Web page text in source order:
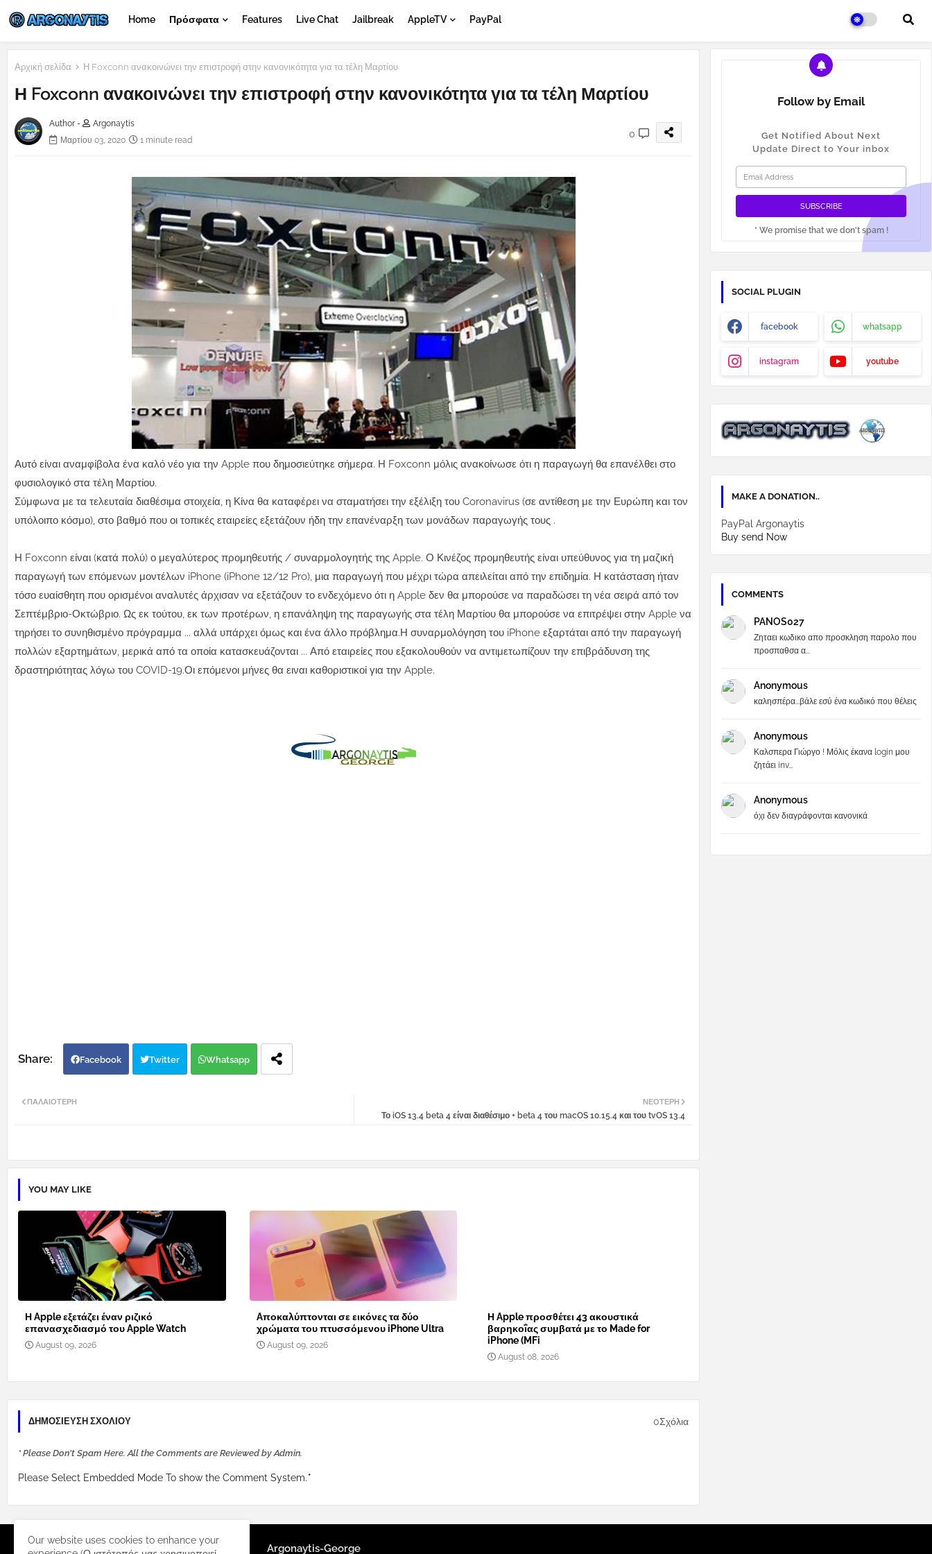
Home Πρόσφατα Features Live Chat Jailbreak AppleTV PayPal
Αρχική σελίδα Η Foxconn ανακοινώνει την επιστροφή στην κανονικότητα για τα τέλη Μαρτίου
Η Foxconn ανακοινώνει την επιστροφή στην κανονικότητα για τα τέλη Μαρτίου
Author -
Argonaytis
Μαρτίου 03, 2020
1 minute read
0
Αυτό είναι αναμφίβολα ένα καλό νέο για την Apple που δημοσιεύτηκε σήμερα. Η Foxconn μόλις ανακοίνωσε ότι η παραγωγή θα επανέλθει στο
φυσιολογικό στα τέλη Μαρτίου.
Σύμφωνα με τα τελευταία διαθέσιμα στοιχεία, η Κίνα θα καταφέρει να σταματήσει την εξέλιξη του Coronavirus (σε αντίθεση με την Ευρώπη και τον
υπόλοιπο κόσμο), στο βαθμό που οι τοπικές εταιρείες εξετάζουν ήδη την επανέναρξη των μονάδων παραγωγής τους .
Η Foxconn είναι (κατά πολύ) ο μεγαλύτερος προμηθευτής / συναρμολογητής της Apple. Ο Κινέζος προμηθευτής είναι υπεύθυνος για τη μαζική
παραγωγή των επόμενων μοντέλων iPhone (iPhone 12/12 Pro), μια παραγωγή που μέχρι τώρα απειλείται από την επιδημία. Η κατάσταση ήταν
τόσο ευαίσθητη που ορισμένοι αναλυτές άρχισαν να εξετάζουν το ενδεχόμενο ότι η Apple δεν θα μπορούσε να παραδώσει τη νέα σειρά από τον
Σεπτέμβριο-Οκτώβριο. Ως εκ τούτου, εκ των προτέρων, η επανάληψη της παραγωγής στα τέλη Μαρτίου θα μπορούσε να επιτρέψει στην Apple να
τηρήσει το συνηθισμένο πρόγραμμα ... αλλά υπάρχει όμως και ένα άλλο πρόβλημα.Η συναρμολόγηση του iPhone εξαρτάται από την παραγωγή
πολλών εξαρτημάτων, μερικά από τα οποία κατασκευάζονται ... Από εταιρείες που εξακολουθούν να αντιμετωπίζουν την επιβράδυνση της
δραστηριότητας λόγω του COVID-19.Οι επόμενοι μήνες θα ειναι καθοριστικοί για την Apple.
Facebook Twitter Whatsapp
ΝΕΌΤΕΡΗ
Το iOS 13.4 beta 4 είναι διαθέσιμο + beta 4 του macOS 10.15.4 και του tvOS 13.4
ΠΑΛΑΙΌΤΕΡΗ
YOU MAY LIKE
Η Apple εξετάζει έναν ριζικό
επανασχεδιασμό του Apple Watch
August 09, 2026
Aποκαλύπτονται σε εικόνες τα δύο
χρώματα του πτυσσόμενου iPhone Ultra
August 09, 2026
Η Apple προσθέτει 43 ακουστικά
βαρηκοΐας συμβατά με το Made for
iPhone (MFi
August 08, 2026
ΔΗΜΟΣΊΕΥΣΗ ΣΧΟΛΊΟΥ 0Σχόλια
* Please Don't Spam Here. All the Comments are Reviewed by Admin.
Please Select Embedded Mode To show the Comment System.*
Follow by Email
Get Notified About Next
Update Direct to Your inbox
* We promise that we don't spam !
SOCIAL PLUGIN
facebook whatsapp
instagram youtube
MAKE A DONATION..
PayPal Argonaytis
Buy send Now
COMMENTS
PANOS027
Ζηταει κωδικο απο προσκληση παρολο που
προσπαθσα α...
Anonymous
καλησπέρα...βάλε εσύ ένα κωδικό που θέλεις
Anonymous
Καλσπερα Γιώργο ! Μόλις έκανα login μου
ζητάει inv...
Anonymous
όχι δεν διαγράφονται κανονικά
Argonaytis-George
Our website uses cookies to enhance your